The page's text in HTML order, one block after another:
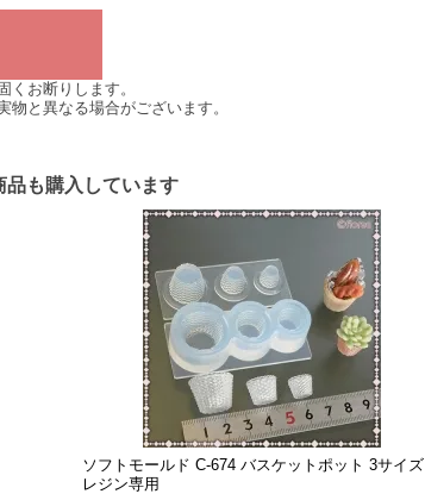
くお断りします。
と異なる場合がございます。
品も購入しています
ソフトモールド C-674 バスケットポット 3サイズ
レジン専用